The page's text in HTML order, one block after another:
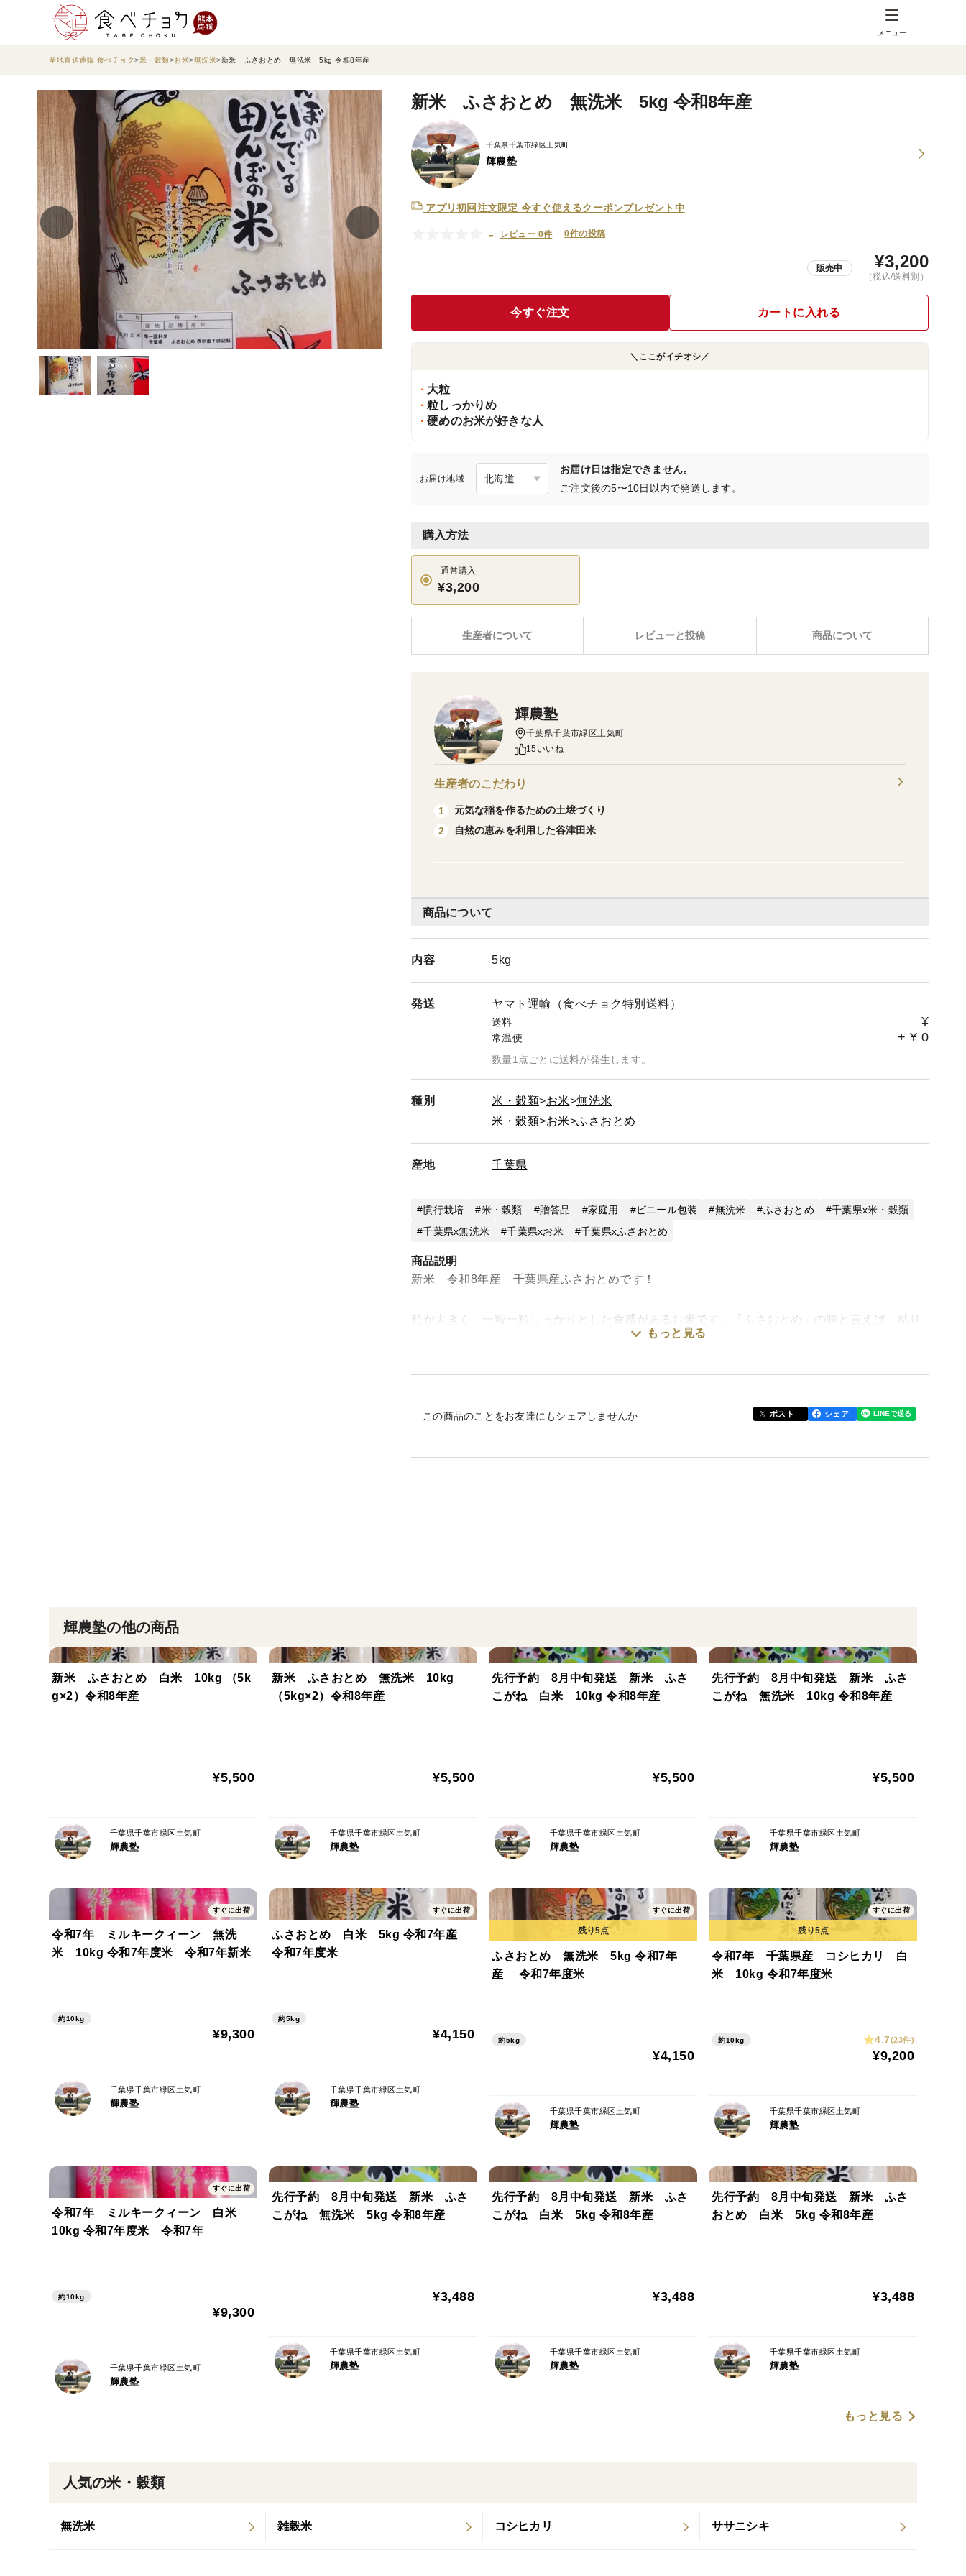
メニュー
産地直送通販 食べチョク 米・穀類 お米 無洗米 新米 ふさおとめ 無洗米 5kg 令和8年産
新米 ふさおとめ 無洗米 5kg 令和8年産
千葉県千葉市緑区土気町
輝農塾
アプリ初回注文限定 今すぐ使えるクーポンプレゼント中
- レビュー 0件 0件の投稿
販売中 ¥3,200
（税込/送料別）
今すぐ注文 カートに入れる
＼ここがイチオシ／
大粒
粒しっかりめ
硬めのお米が好きな人
お届け地域
お届け日は指定できません。
ご注文後の5〜10日以内で発送します。
購入方法
通常購入
¥3,200
レビューと投稿 商品について
生産者について
商品について
内容 5kg
発送 ヤマト運輸（食べチョク特別送料）
送料 ¥
常温便 + ¥ 0
数量1点ごとに送料が発生します。
種別 米・穀類 お米 無洗米
米・穀類
お米 ふさおとめ
産地 千葉県
慣行栽培 米・穀類 贈答品 家庭用 ビニール包装 無洗米 ふさおとめ
千葉県x米・穀類
千葉県x無洗米
千葉県xお米 千葉県xふさおとめ
商品説明
新米 令和8年産 千葉県産ふさおとめです！
粒が大きく、一粒一粒しっかりとした食感があるお米です。「ふさおとめ」の味と言えば、粘り
気は比較的控えめであっさりとしており、粘りが強いお米が苦手な方におすすめです。食味ラン
お米 千葉県産
もっと見る
この商品のことをお友達にもシェアしませんか ポスト シェア
輝農塾
千葉県千葉市緑区土気町
15いいね
生産者のこだわり
1
元気な稲を作るための土壌づくり
2
自然の恵みを利用した谷津田米
人気の米・穀類
無洗米 雑穀米 コシヒカリ ササニシキ
輝農塾の他の商品
新米 ふさおとめ 白米 10kg （5k
g×2）令和8年産
¥5,500
千葉県千葉市緑区土気町
輝農塾
新米 ふさおとめ 無洗米 10kg
（5kg×2）令和8年産
¥5,500
千葉県千葉市緑区土気町
輝農塾
先行予約 8月中旬発送 新米 ふさ
こがね 白米 10kg 令和8年産
¥5,500
千葉県千葉市緑区土気町
輝農塾
先行予約 8月中旬発送 新米 ふさ
こがね 無洗米 10kg 令和8年産
¥5,500
千葉県千葉市緑区土気町
輝農塾
すぐに出荷
令和7年 ミルキークィーン 無洗
米 10kg 令和7年度米 令和7年新米
約10kg
¥9,300
千葉県千葉市緑区土気町
輝農塾
すぐに出荷
ふさおとめ 白米 5kg 令和7年産
令和7年度米
約5kg
¥4,150
千葉県千葉市緑区土気町
輝農塾
すぐに出荷
ふさおとめ 無洗米 5kg 令和7年
産 令和7年度米
約5kg
¥4,150
千葉県千葉市緑区土気町
輝農塾
すぐに出荷
令和7年 千葉県産 コシヒカリ 白
米 10kg 令和7年度米
約10kg 4.7(23件)
¥9,200
千葉県千葉市緑区土気町
輝農塾
すぐに出荷
令和7年 ミルキークィーン 白米
10kg 令和7年度米 令和7年
約10kg
¥9,300
千葉県千葉市緑区土気町
輝農塾
先行予約 8月中旬発送 新米 ふさ
こがね 無洗米 5kg 令和8年産
¥3,488
千葉県千葉市緑区土気町
輝農塾
先行予約 8月中旬発送 新米 ふさ
こがね 白米 5kg 令和8年産
¥3,488
千葉県千葉市緑区土気町
輝農塾
先行予約 8月中旬発送 新米 ふさ
おとめ 白米 5kg 令和8年産
¥3,488
千葉県千葉市緑区土気町
輝農塾
もっと見る